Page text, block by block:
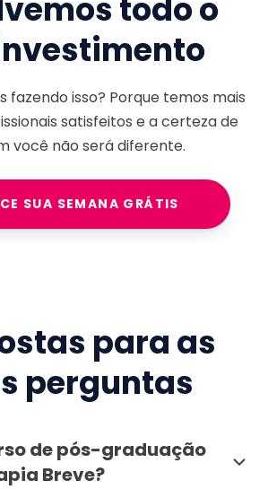
todo o
fazendo isso? Porque temos mais
satisfeitos e a certeza de
você não será diferente.
SUA SEMANA GRÁTIS
para as
perguntas
de pós-graduação
Breve?